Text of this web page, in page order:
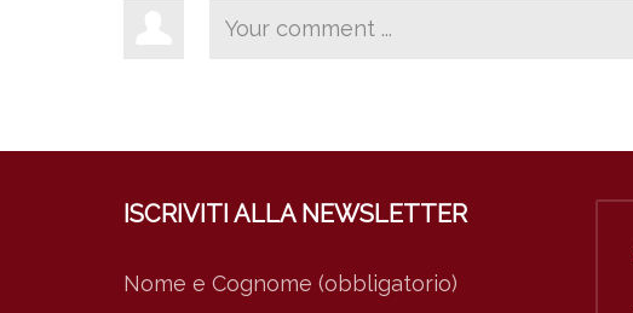
ISCRIVITI ALLA NEWSLETTER
Nome e Cognome (obbligatorio)